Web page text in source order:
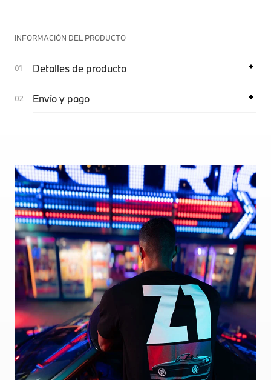
INFORMACIÓN DEL PRODUCTO
Detalles de producto
Envío y pago